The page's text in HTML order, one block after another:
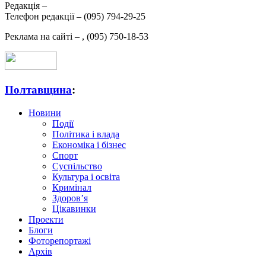
Редакція –
Телефон редакції – (095) 794-29-25
Реклама на сайті – , (095) 750-18-53
Полтавщина:
Новини
Події
Політика і влада
Економіка і бізнес
Спорт
Суспільство
Культура і освіта
Кримінал
Здоров’я
Цікавинки
Проекти
Блоги
Фоторепортажі
Архів